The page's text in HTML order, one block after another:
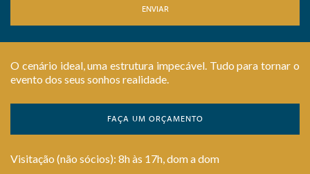
ENVIAR
O cenário ideal, uma estrutura impecável. Tudo para tornar o
evento dos seus sonhos realidade.
FAÇA UM ORÇAMENTO
Visitação (não sócios): 8h às 17h, dom a dom